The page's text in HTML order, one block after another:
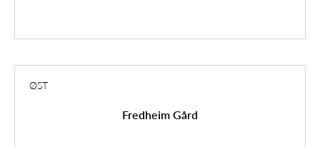
ØST
Fredheim Gård